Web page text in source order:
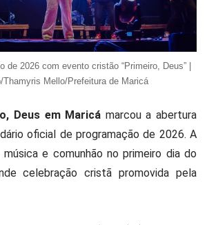
de 2026 com evento cristão “Primeiro, Deus” |
Thamyris Mello/Prefeitura de Maricá
Deus em Maricá marcou a abertura
oficial de programação de 2026. A
e comunhão no primeiro dia do
celebração cristã promovida pela